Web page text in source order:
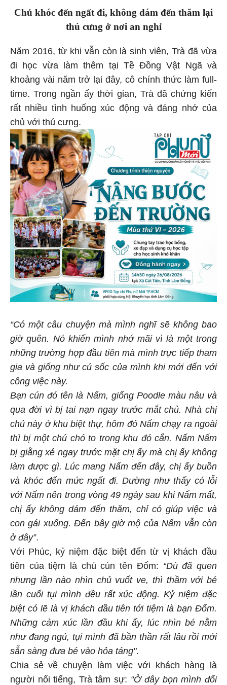
Chủ khóc đến ngất đi, không dám đến thăm lại
thú cưng ở nơi an nghỉ
Năm 2016, từ khi vẫn còn là sinh viên, Trà đã vừa
đi học vừa làm thêm tại Tề Đồng Vật Ngã và
khoảng vài năm trở lại đây, cô chính thức làm full-
time. Trong ngần ấy thời gian, Trà đã chứng kiến
rất nhiều tình huống xúc động và đáng nhớ của
chủ với thú cưng.
“Có một câu chuyện mà mình nghĩ sẽ không bao
giờ quên. Nó khiến mình nhớ mãi vì là một trong
những trường hợp đầu tiên mà mình trực tiếp tham
gia và giống như cú sốc của mình khi mới đến với
công việc này.
Bạn cún đó tên là Nấm, giống Poodle màu nâu và
qua đời vì bị tai nạn ngay trước mắt chủ. Nhà chị
chủ này ở khu biệt thự, hôm đó Nấm chạy ra ngoài
thì bị một chú chó to trong khu đó cắn. Nấm Nấm
bị giằng xé ngay trước mặt chị ấy mà chị ấy không
làm được gì. Lúc mang Nấm đến đây, chị ấy buồn
và khóc đến mức ngất đi. Dường như thấy có lỗi
với Nấm nên trong vòng 49 ngày sau khi Nấm mất,
chị ấy không dám đến thăm, chỉ có giúp việc và
con gái xuống. Đến bây giờ mộ của Nấm vẫn còn
ở đây”.
Với Phúc, kỷ niệm đặc biệt đến từ vị khách đầu
tiên của tiệm là chú cún tên Đốm: “Dù đã quen
nhưng lần nào nhìn chủ vuốt ve, thì thầm với bé
lần cuối tụi mình đều rất xúc động. Kỷ niệm đặc
biệt có lẽ là vị khách đầu tiên tới tiệm là bạn Đốm.
Những cảm xúc lần đầu khi ấy, lúc nhìn bé nằm
như đang ngủ, tụi mình đã bần thần rất lâu rồi mới
sẵn sàng đưa bé vào hỏa táng".
Chia sẻ về chuyện làm việc với khách hàng là
người nổi tiếng, Trà tâm sự: “Ở đây bọn mình đối